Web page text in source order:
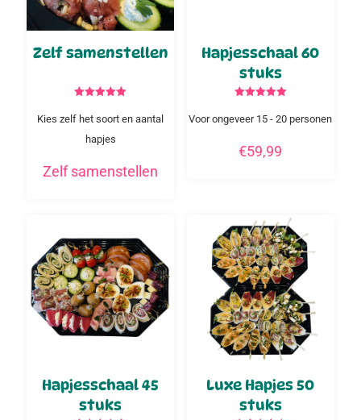
Zelf samenstellen
5.00
uit 5
Kies zelf het soort en aantal
hapjes
Zelf samenstellen
Hapjesschaal 60
stuks
5.00
uit 5
Voor ongeveer 15 - 20 personen
€59,99
Hapjesschaal 45
stuks
Luxe Hapjes 50
stuks